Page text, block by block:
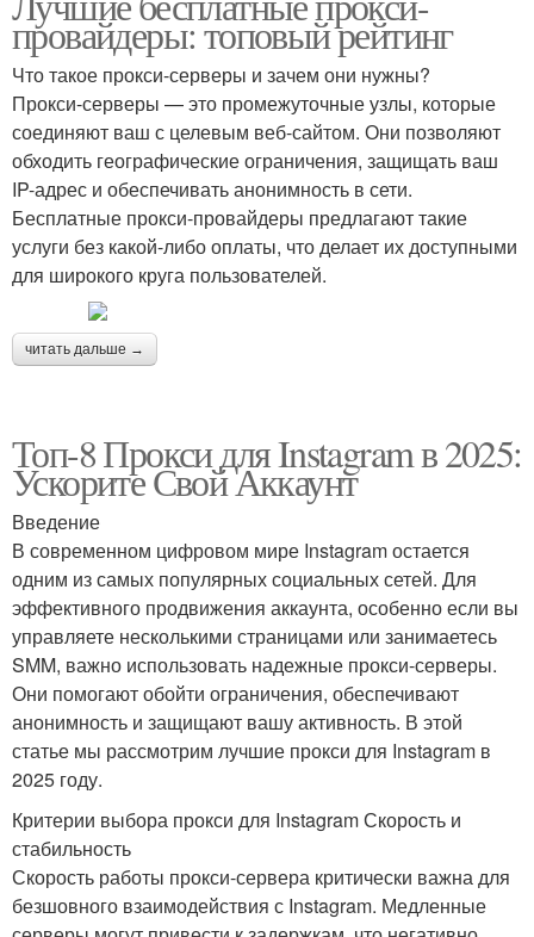
провайдеры: топовый рейтинг
Что такое прокси-серверы и зачем они нужны?
Прокси-серверы — это промежуточные узлы, которые
соединяют ваш с целевым веб-сайтом. Они позволяют
обходить географические ограничения, защищать ваш
IP-адрес и обеспечивать анонимность в сети.
Бесплатные прокси-провайдеры предлагают такие
услуги без какой-либо оплаты, что делает их доступными
для широкого круга пользователей.
читать дальше →
Топ-8 Прокси для Instagram в 2025:
Ускорите Свой Аккаунт
Введение
В современном цифровом мире Instagram остается
одним из самых популярных социальных сетей. Для
эффективного продвижения аккаунта, особенно если вы
управляете несколькими страницами или занимаетесь
SMM, важно использовать надежные прокси-серверы.
Они помогают обойти ограничения, обеспечивают
анонимность и защищают вашу активность. В этой
статье мы рассмотрим лучшие прокси для Instagram в
2025 году.
Критерии выбора прокси для Instagram Скорость и
стабильность
Скорость работы прокси-сервера критически важна для
безшовного взаимодействия с Instagram. Медленные